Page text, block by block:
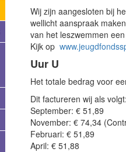
Wij zijn aangesloten bij
wellicht aanspraak
van het leszwemmen
Kijk op
Uur U
Het totale bedrag voor
Dit factureren wij als volgt:
September: € 51,89
November: € 74,34
Februari: € 51,89
April: € 51,88